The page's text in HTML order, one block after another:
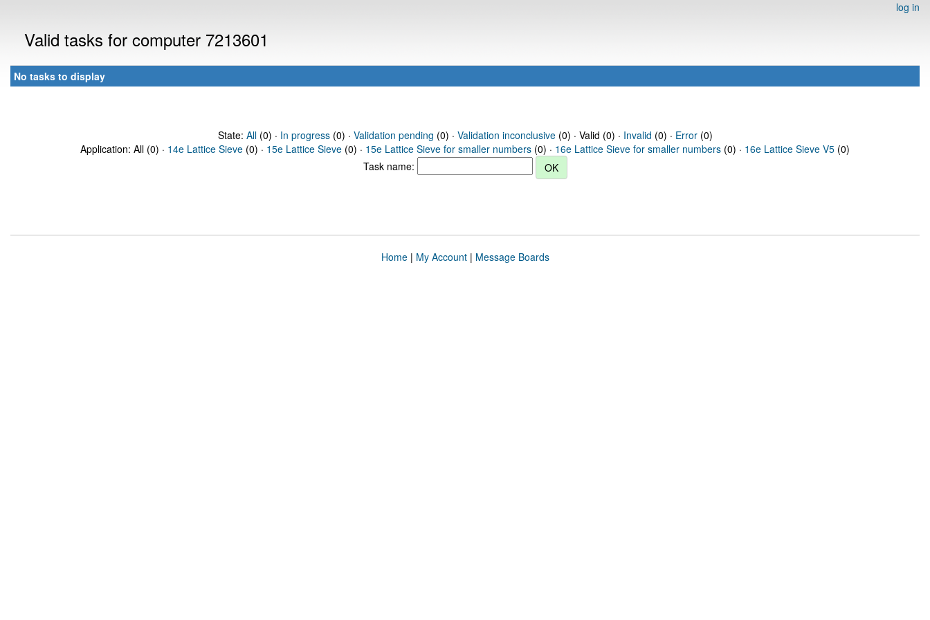
log in
Valid tasks for computer 7213601
No tasks to display
State: All(0) · In progress(0) · Validation pending (0) · Validation inconclusive(0) · Valid (0) · Invalid (0) · Error(0)
Application: All (0) · 14e Lattice Sieve (0) · 15e Lattice Sieve (0) · 15e Lattice Sieve for smaller numbers (0) · 16e Lattice Sieve for smaller numbers (0) · 16e Lattice Sieve V5 (0)
Task name:
Home| My Account| Message Boards